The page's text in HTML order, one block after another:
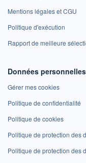
Mentions légales et CGU
Politique d'exécution
Rapport de meilleure
Données personnelles
Gérer mes cookies
Politique de confidentialité
Politique de cookies
Politique de protection des
Politique de protection des